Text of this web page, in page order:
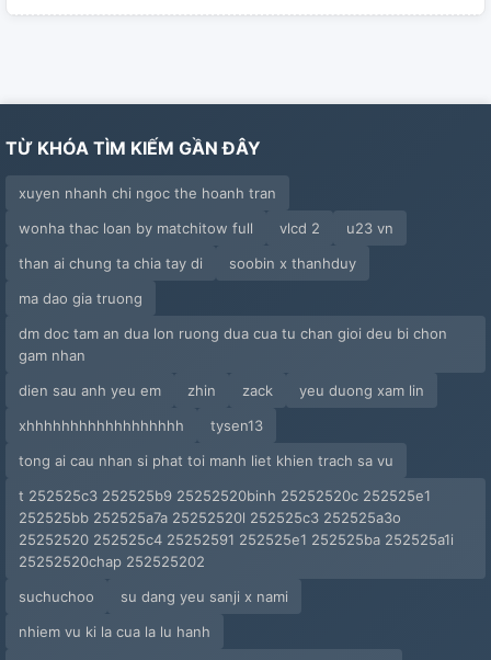
TỪ KHÓA TÌM KIẾM GẦN ĐÂY
xuyen nhanh chi ngoc the hoanh tran
wonha thac loan by matchitow full
vlcd 2
u23 vn
than ai chung ta chia tay di
soobin x thanhduy
ma dao gia truong
dm doc tam an dua lon ruong dua cua tu chan gioi deu bi chon
gam nhan
dien sau anh yeu em
zhin zack
yeu duong xam lin
xhhhhhhhhhhhhhhhhhh
tysen13
tong ai cau nhan si phat toi manh liet khien trach sa vu
t 252525c3 252525b9 25252520binh 25252520c 252525e1
252525bb 252525a7a 25252520l 252525c3 252525a3o
25252520 252525c4 25252591 252525e1 252525ba 252525a1i
25252520chap 252525202
suchuchoo
su dang yeu sanji x nami
nhiem vu ki la cua la lu hanh